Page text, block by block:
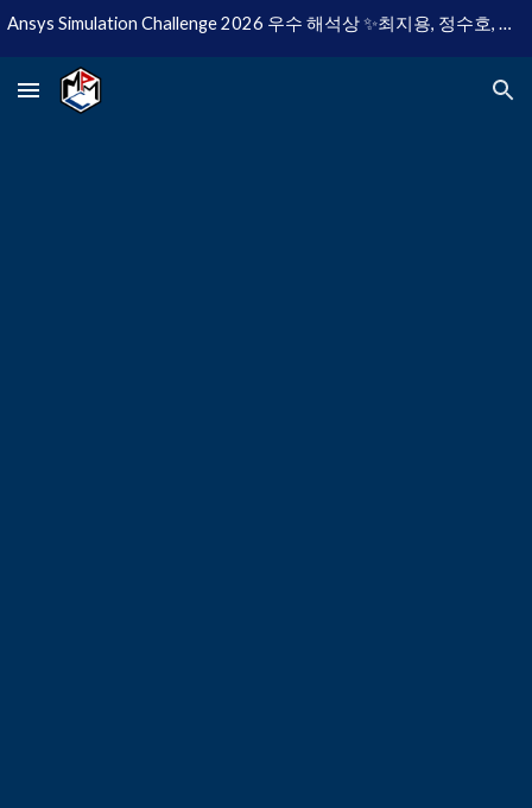
Ansys Simulation Challenge 2026 우수 해석상 ✨최지용, 정수호, 이현규✨